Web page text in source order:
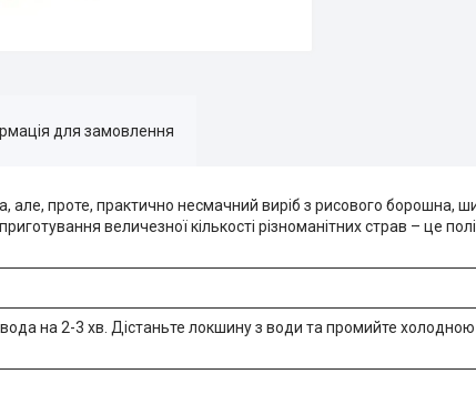
для замовлення
проте, практично несмачний виріб з рисового борошна,
величезної кількості різноманітних страв – це
вода на 2-3 хв. Дістаньте локшину з води та промийте